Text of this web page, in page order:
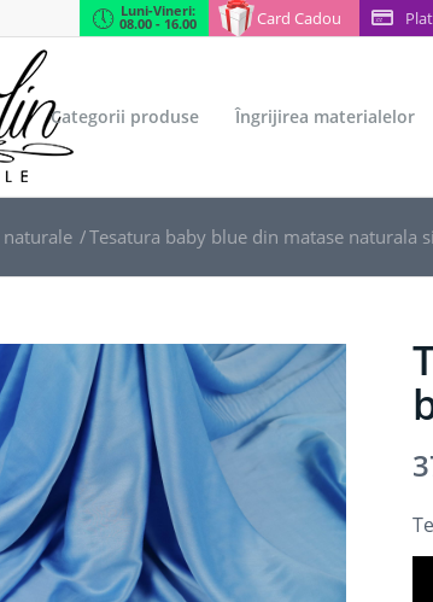
Card Cadou
Luni-Vineri:
08.00 - 16.00
Categorii produse Îngrijirea materialelor
/Tesatura baby blue din matase naturala